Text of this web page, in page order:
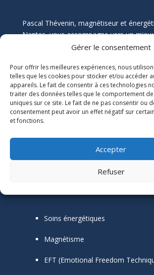
Gérer le consentement
Pour offrir les meilleures expériences, nous
telles que les cookies pour stocker et/ou accéder
appareils. Le fait de consentir à ces technologies
traiter des données telles que le comportement
uniques sur ce site. Le fait de ne pas consentir ou
consentement peut avoir un effet négatif sur
et fonctions.
Accepter
Refuser
Pascal Thévenin, magnétiseur et
Nantes, vous accompagne vers un
grâce aux soins énergétiques. Que vous
émotionnels, ses soins naturels et
conçus pour harmoniser votre énergie
votre équilibre.
 Informations Légales
Mentions Légales
Soins énergétiques
Magnétisme
EFT (Emotional Freedom